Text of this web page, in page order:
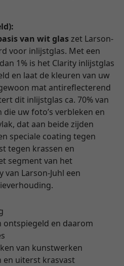
van wit glaszet Larson-
voor inlijstglas. Met een
1% is het Clarity inlijstglas
en laat de kleuren van uw
mat antireflecterend
dit inlijstglas ca. 70% van
uw foto’s verbleken en
dat aan beide zijden
speciale coating tegen
tegen krassen en
segment van het
Larson-Juhl een
en daarom
van kunstwerken
en uiterst krasvast